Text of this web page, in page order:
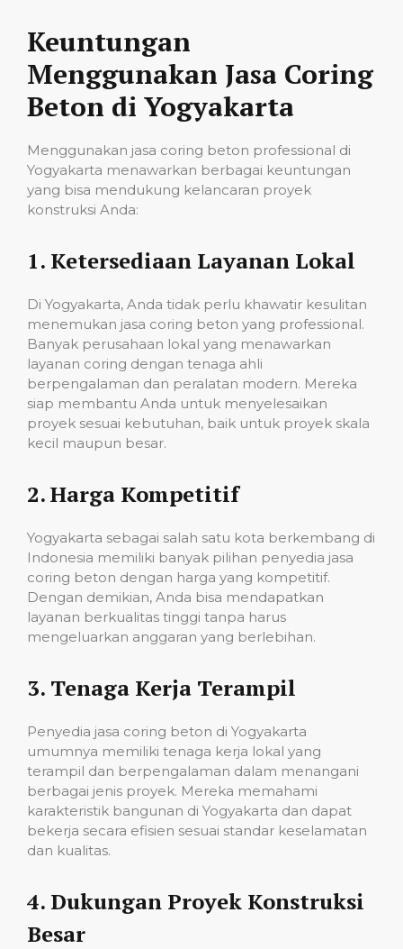
Keuntungan
Menggunakan Jasa Coring
Beton di Yogyakarta
Menggunakan jasa coring beton professional di
Yogyakarta menawarkan berbagai keuntungan
yang bisa mendukung kelancaran proyek
konstruksi Anda:
1. Ketersediaan Layanan Lokal
Di Yogyakarta, Anda tidak perlu khawatir kesulitan
menemukan jasa coring beton yang professional.
Banyak perusahaan lokal yang menawarkan
layanan coring dengan tenaga ahli
berpengalaman dan peralatan modern. Mereka
siap membantu Anda untuk menyelesaikan
proyek sesuai kebutuhan, baik untuk proyek skala
kecil maupun besar.
2.Harga Kompetitif
Yogyakarta sebagai salah satu kota berkembang di
Indonesia memiliki banyak pilihan penyedia jasa
coring beton dengan harga yang kompetitif.
Dengan demikian, Anda bisa mendapatkan
layanan berkualitas tinggi tanpa harus
mengeluarkan anggaran yang berlebihan.
3. Tenaga Kerja Terampil
Penyedia jasa coring beton di Yogyakarta
umumnya memiliki tenaga kerja lokal yang
terampil dan berpengalaman dalam menangani
berbagai jenis proyek. Mereka memahami
karakteristik bangunan di Yogyakarta dan dapat
bekerja secara efisien sesuai standar keselamatan
dan kualitas.
4. Dukungan Proyek Konstruksi
Besar